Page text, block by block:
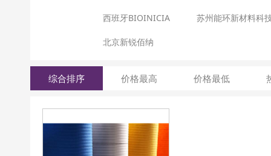
西班牙BIOINICIA 苏州能环新材料科
北京新锐佰纳
综合排序 价格最高 价格最低